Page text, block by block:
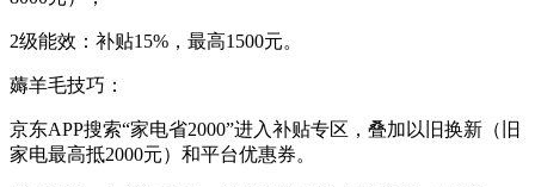
2级能效：补贴15%，最高1500元。
薅羊毛技巧：
京东APP搜索“家电省2000”进入补贴专区，叠加以旧换新（旧
家电最高抵2000元）和平台优惠券。